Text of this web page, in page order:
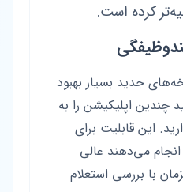
کرده است.
جدید بسیار بهبود
چندین اپلیکیشن را به
این قابلیت برای
می‌دهند عالی
با بررسی استعلام